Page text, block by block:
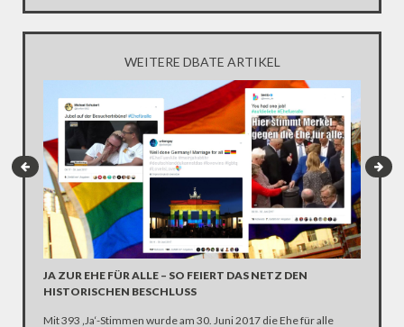
WEITERE DBATE ARTIKEL
JA ZUR EHE FÜR ALLE – SO FEIERT DAS NETZ DEN
HISTORISCHEN BESCHLUSS
Mit 393 ‚Ja‘-Stimmen wurde am 30. Juni 2017 die Ehe für alle